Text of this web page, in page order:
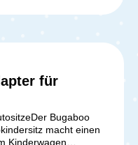
abwischbar.
für
Bugaboo
macht einen
Kinderwagen